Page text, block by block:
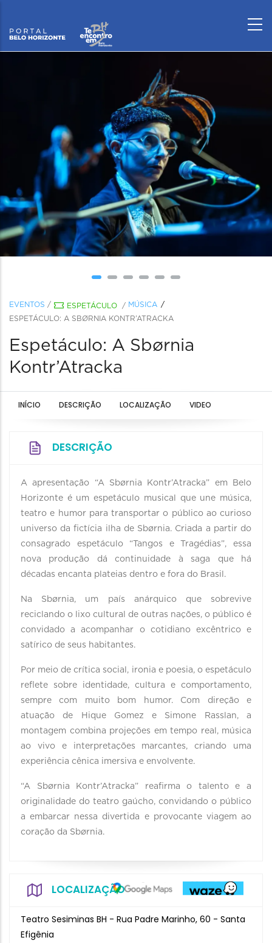
EVENTOS / ESPETÁCULO / MÚSICA
ESPETÁCULO: A SBØRNIA KONTR’ATRACKA
Espetáculo: A Sbørnia
Kontr’Atracka
INÍCIO DESCRIÇÃO LOCALIZAÇÃO VIDEO
DESCRIÇÃO
A apresentação “A Sbørnia Kontr’Atracka” em Belo
Horizonte é um espetáculo musical que une música,
teatro e humor para transportar o público ao curioso
universo da fictícia ilha de Sbørnia. Criada a partir do
consagrado espetáculo “Tangos e Tragédias”, essa
nova produção dá continuidade à saga que há
décadas encanta plateias dentro e fora do Brasil.
Na Sbørnia, um país anárquico que sobrevive
reciclando o lixo cultural de outras nações, o público é
convidado a acompanhar o cotidiano excêntrico e
satírico de seus habitantes.
Por meio de crítica social, ironia e poesia, o espetáculo
reflete sobre identidade, cultura e comportamento,
sempre com muito bom humor. Com direção e
atuação de Hique Gomez e Simone Rasslan, a
montagem combina projeções em tempo real, música
ao vivo e interpretações marcantes, criando uma
experiência cênica imersiva e envolvente.
“A Sbørnia Kontr’Atracka” reafirma o talento e a
originalidade do teatro gaúcho, convidando o público
a embarcar nessa divertida e provocante viagem ao
coração da Sbørnia.
LOCALIZAÇÃO
Teatro Sesiminas BH - Rua Padre Marinho, 60 - Santa
Efigênia